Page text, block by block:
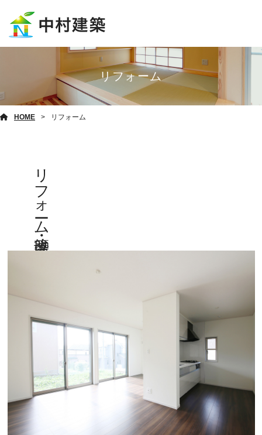
リフォーム
HOME リフォーム
リフォーム・増改築